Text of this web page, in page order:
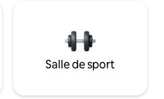
Salle de sport